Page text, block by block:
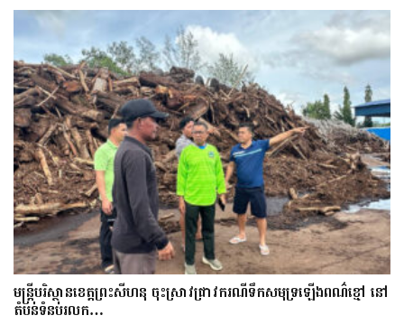
មន្រ្តីបរិស្ថានខេត្តព្រះសីហនុ ចុះស្រាវជ្រាវករណីទឹកសមុទ្រឡើងពណ៌ខ្មៅ នៅ
តំបន់ទំនប់រលក…